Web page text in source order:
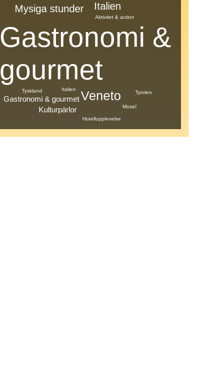
Gastronomi &
gourmet
Veneto
Italien
Mysiga stunder
Gastronomi & gourmet
Kulturpärlor
Aktivitet & action
Hotellupplevelse
Tyskland Italien
Tyrolen
Mosel